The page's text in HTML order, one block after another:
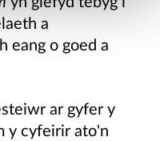
a
eang o goed a
ar gyfer y
y cyfeirir ato'n